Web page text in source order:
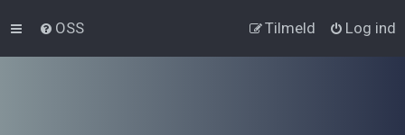
OSS Log ind
Tilmeld